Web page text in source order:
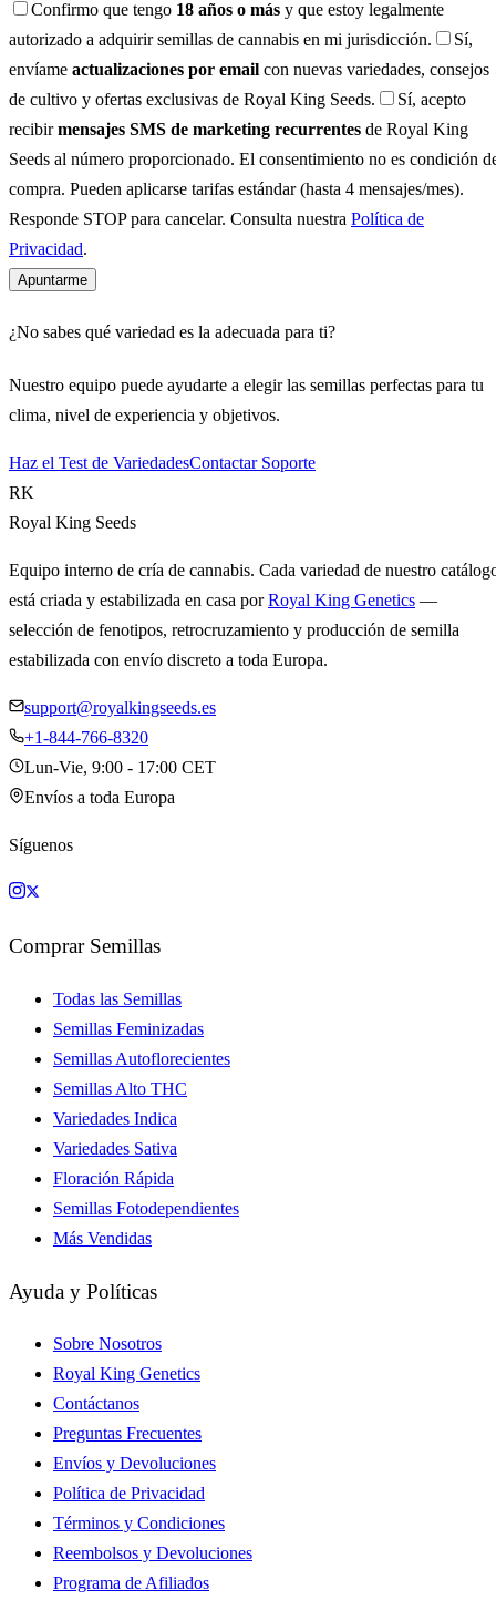
Confirmo que tengo 18 años o más y que estoy legalmente
autorizado a adquirir semillas de cannabis en mi jurisdicción.
Sí,
envíame actualizaciones por email con nuevas variedades, consejos
de cultivo y ofertas exclusivas de Royal King Seeds.
Sí, acepto
recibirmensajes SMS de marketing recurrentes de Royal King
Seeds al número proporcionado. El consentimiento no es condición
compra. Pueden aplicarse tarifas estándar (hasta 4 mensajes/mes).
Responde STOP para cancelar. Consulta nuestra Política de
Privacidad.
Apuntarme
¿No sabes qué variedad es la adecuada para ti?
Nuestro equipo puede ayudarte a elegir las semillas perfectas para tu
clima, nivel de experiencia y objetivos.
Haz el Test de VariedadesContactar Soporte
RK
Royal King Seeds
Equipo interno de cría de cannabis. Cada variedad de nuestro
está criada y estabilizada en casa porRoyal King Genetics —
selección de fenotipos, retrocruzamiento y producción de semilla
estabilizada con envío discreto a toda Europa.
support@royalkingseeds.es
+1-844-766-8320
Lun-Vie, 9:00 - 17:00 CET
Envíos a toda Europa
Síguenos
Comprar Semillas
Todas las Semillas
Semillas Feminizadas
Semillas Autoflorecientes
Semillas Alto THC
Variedades Indica
Variedades Sativa
Floración Rápida
Semillas Fotodependientes
Más Vendidas
Ayuda y Políticas
Sobre Nosotros
Royal King Genetics
Contáctanos
Preguntas Frecuentes
Envíos y Devoluciones
Política de Privacidad
Términos y Condiciones
Reembolsos y Devoluciones
Programa de Afiliados